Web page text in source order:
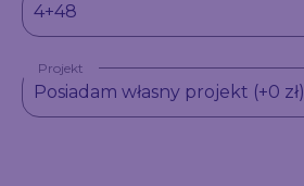
4+48
Projekt
Posiadam własny projekt (+0 zł)